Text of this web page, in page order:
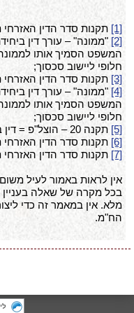
[1] תקנות סדר הדין האזרחי
[2] "ממונה" – עורך דין
המשפט הסמיך אותו
חלופי ליישוב סכסוך;
[3] תקנות סדר הדין האזרחי
[4] "ממונה" – עורך דין
המשפט הסמיך אותו
חלופי ליישוב סכסוך;
[5] תקנה 20 – הוצל"פ = דין בקשה כדין כתב הגנה
[6] תקנות סדר הדין האזרחי
[7] תקנות סדר הדין האזרחי
אין לראות באמור לעיל
בכל מקרה של שאלה בעניין
מלא. אין במאמר זה כדי
הח"מ.